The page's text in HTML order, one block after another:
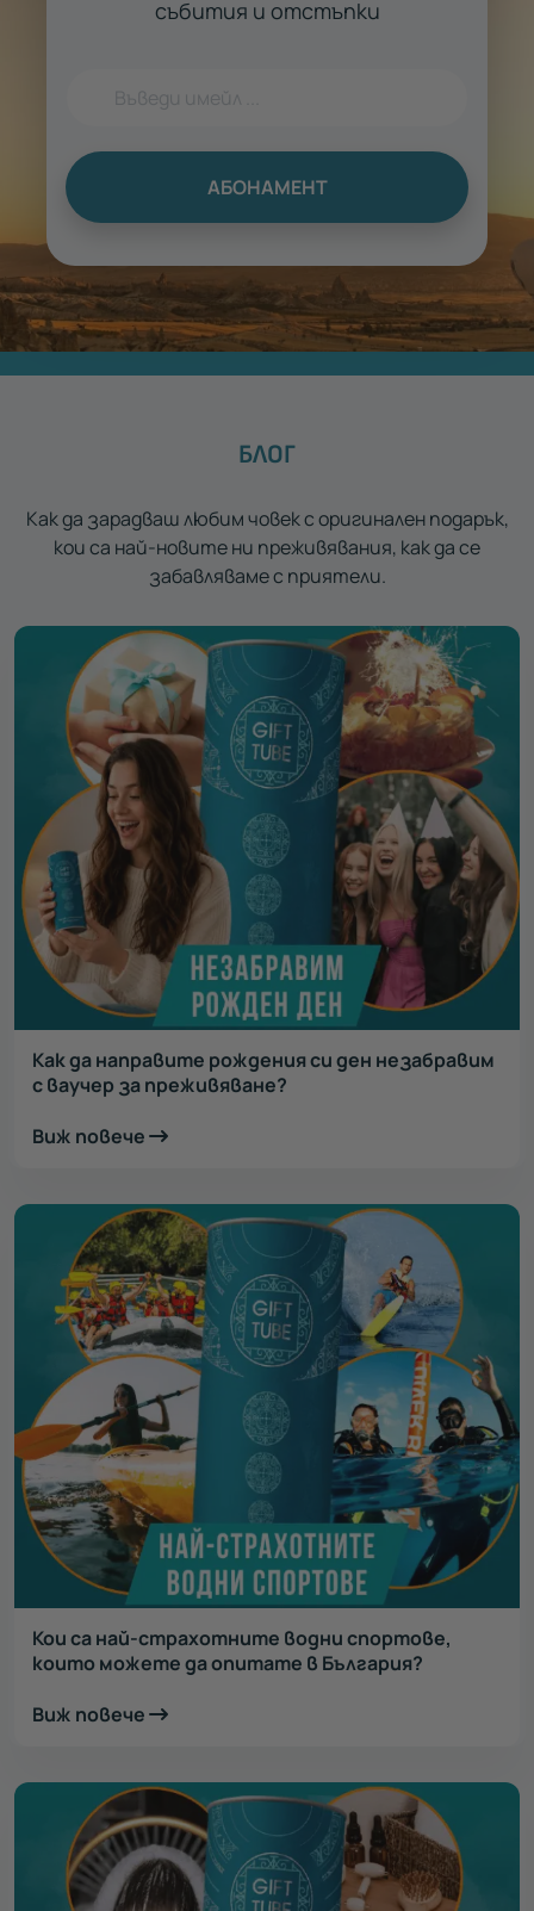
събития и отстъпки
АБОНАМЕНТ
БЛОГ
Как да зарадваш любим човек с оригинален подарък,
кои са най-новите ни преживявания, как да се
забавляваме с приятели.
Как да направите рождения си ден незабравим
с ваучер за преживяване?
Виж повече
Кои са най-страхотните водни спортове,
които можете да опитате в България?
Виж повече